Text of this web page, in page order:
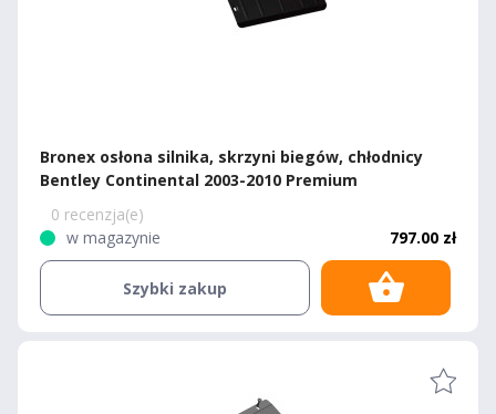
Bronex osłona silnika, skrzyni biegów, chłodnicy
Bentley Continental 2003-2010 Premium
0 recenzja(e)
w magazynie
797.00 zł
Szybki zakup